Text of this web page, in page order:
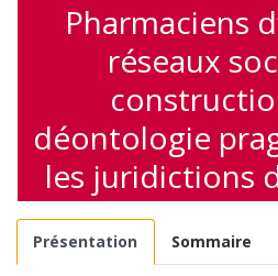
Pharmaciens
réseaux
déontologie
les juridictions
Présentation Sommaire